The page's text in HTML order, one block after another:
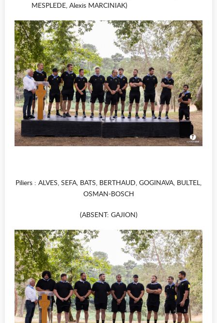
MESPLEDE, Alexis MARCINIAK)
Piliers : ALVES, SEFA, BATS, BERTHAUD, GOGINAVA, BULTEL,
OSMAN-BOSCH
(ABSENT: GAJION)